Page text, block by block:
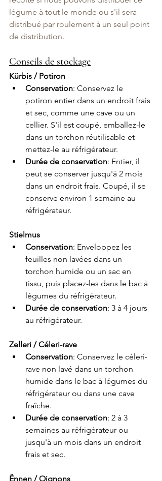
légume à tout le monde ou s'il sera
distribué par roulement à un seul point
de distribution.
Conseils de stockage
Kürbis / Potiron
Conservation: Conservez le
potiron entier dans un endroit frais
et sec, comme une cave ou un
cellier. S'il est coupé, emballez-le
dans un torchon réutilisable et
mettez-le au réfrigérateur.
Durée de conservation: Entier, il
peut se conserver jusqu'à 2 mois
dans un endroit frais. Coupé, il se
conserve environ 1 semaine au
réfrigérateur.
Stielmus
Conservation: Enveloppez les
feuilles non lavées dans un
torchon humide ou un sac en
tissu, puis placez-les dans le bac à
légumes du réfrigérateur.
Durée de conservation: 3 à 4 jours
au réfrigérateur.
Zelleri / Céleri-rave
Conservation: Conservez le céleri-
rave non lavé dans un torchon
humide dans le bac à légumes du
réfrigérateur ou dans une cave
fraîche.
Durée de conservation: 2 à 3
semaines au réfrigérateur ou
jusqu'à un mois dans un endroit
frais et sec.
Ënnen / Oignons